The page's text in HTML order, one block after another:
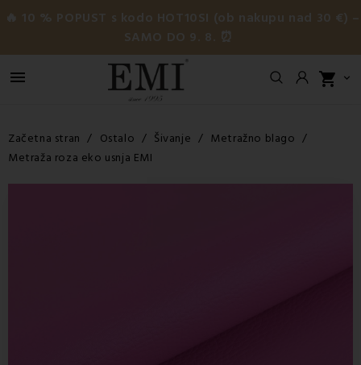
🔥 10 % POPUST s kodo HOT10SI (ob nakupu nad 30 €) –
SAMO DO 9. 8. ⏰
 shopping_cart 
Začetna stran Ostalo Šivanje
Metražno blago
Metraža roza eko usnja EMI